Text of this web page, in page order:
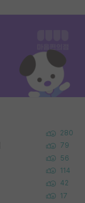
280
79
56
114
42
17